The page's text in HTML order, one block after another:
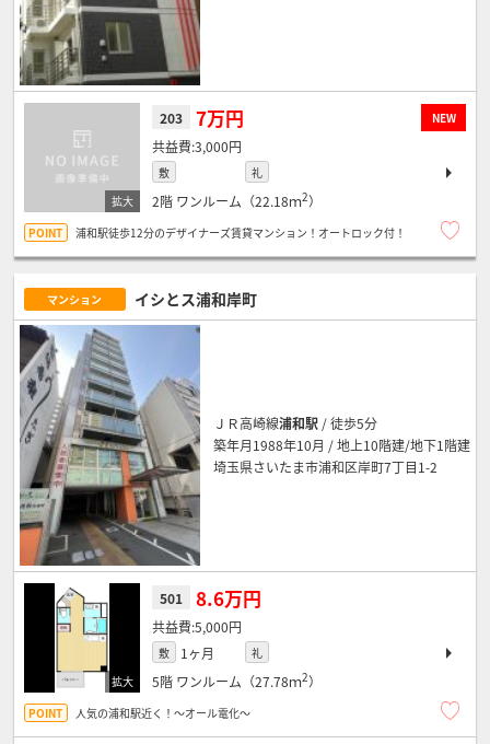
NEW
203 7万円
3,000円
敷 礼
2階 ワンルーム（22.18ｍ2）
浦和駅徒歩12分のデザイナーズ賃貸マンション！オートロック付！
マンション イシとス浦和岸町
ＪＲ高崎線浦和駅 / 徒歩5分
築年月1988年10月 / 地上10階建/地下1階建
埼玉県さいたま市浦和区岸町7丁目1-2
501 8.6万円
5,000円
敷 1ヶ月 礼
5階 ワンルーム（27.78ｍ2）
人気の浦和駅近く！～オール電化～